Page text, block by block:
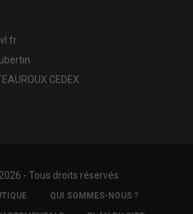
CEDEX
- Tous droits réservés
QUI SOMMES-NOUS ?